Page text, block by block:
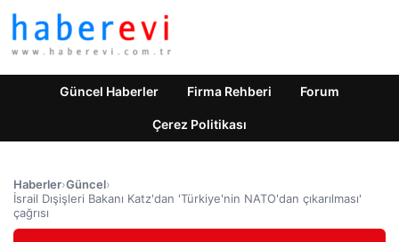
Güncel Haberler Firma Rehberi Forum
Çerez Politikası
Haberler›Güncel›
İsrail Dışişleri Bakanı Katz'dan 'Türkiye'nin NATO'dan çıkarılması'
çağrısı